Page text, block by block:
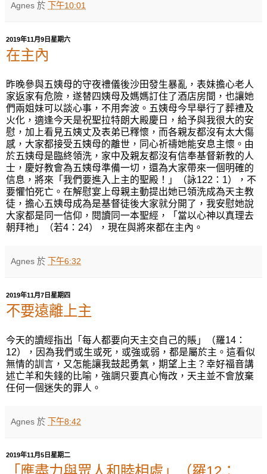
Agnes 於 下午10:01
2019年11月9日星期六
在主內
昨晚參與五姨母的守夜禮儀後沙田發生暴亂，表妹擔心老人
家返家有危險，遂替四姨母及媽媽訂住了酒店房間，也讓她
們兩姐妹可以談心事，不用奔波。 五姨母今早舉行了葬禮及
火化，適逢今天是祝聖拉特朗大殿慶日，給予與我很大的安
慰，加上看見五姨丈及表弟已釋懷，而各親友都沒有太大傷
感，大家都接受五姨母的離世，同心祈禱她能安息主懷。由
於五姨母是臨終領洗，家中及親友都沒有信奉基督新教的人
士，慶好教會為五姨母準備一切，還為大家帶來一個明確的
信息，將來 「我們要進入上主的聖殿！」（詠122 ： 1），不
要懼怕死亡。在解慰宴上母親主動提出她已領洗成為天主教
徒，擔心五姨母成為是基督徒後大家就分開了，我安慰她說
大家都是同一信仰，閱讀同一本聖經，「當以心神以真理去
朝拜祂」（若4 ： 24），現在與將來都在主內。
Agnes 於 下午6:32
2019年11月7日星期四
不要遠離上主
今天的讀經指出「每人都要向天主交自己的賬」（羅14 ：
12），因為我們或生或死，或強或弱，都是屬於主。這看似
無情的訓言，又怎能讓我鼓起勇氣，期望上主？幸好福音講
述亡羊和失錢的比喻，強調只要真心悔改，天主並不會放棄
任何一個迷失的罪人。
Agnes 於 下午8:42
2019年11月5日星期二